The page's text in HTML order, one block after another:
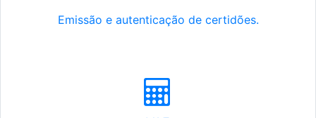
Emissão e autenticação de certidões.